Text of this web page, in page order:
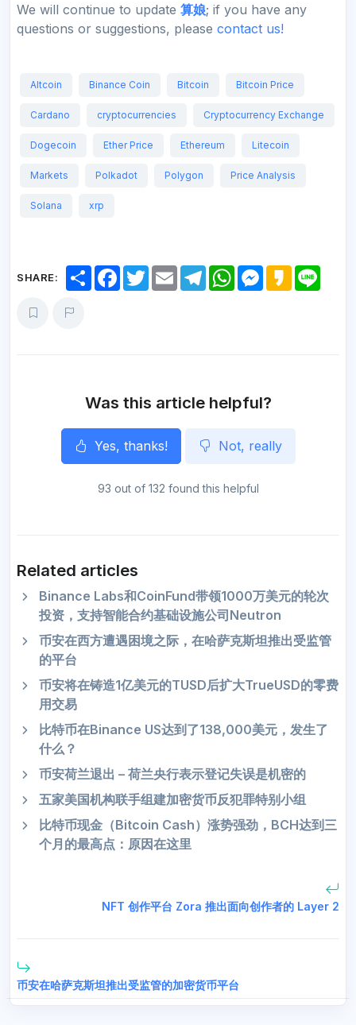
We will continue to update 算娘; if you have any
questions or suggestions, please contact us!
Altcoin Binance Coin Bitcoin Bitcoin Price
Cardano cryptocurrencies Cryptocurrency Exchange
Dogecoin Ether Price Ethereum Litecoin
Markets Polkadot Polygon Price Analysis
Solana xrp
SHARE:
S
h
F
a
T
w
E
m
T
e
W
h
M
K
a
Was this article helpful?
Yes, thanks! Not, really
93 out of 132 found this helpful
Related articles
Binance Labs和CoinFund带领1000万美元的轮次
投资，支持智能合约基础设施公司Neutron
币安在西方遭遇困境之际，在哈萨克斯坦推出受监管
的平台
币安将在铸造1亿美元的TUSD后扩大TrueUSD的零费
用交易
比特币在Binance US达到了138,000美元，发生了
什么？
币安荷兰退出 – 荷兰央行表示登记失误是机密的
五家美国机构联手组建加密货币反犯罪特别小组
比特币现金（Bitcoin Cash）涨势强劲，BCH达到三
个月的最高点：原因在这里
NFT 创作平台 Zora 推出面向创作者的 Layer 2
币安在哈萨克斯坦推出受监管的加密货币平台